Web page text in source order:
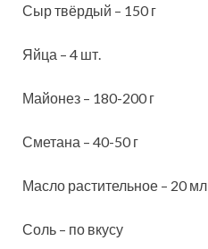
Сыр твёрдый – 150 г
Яйца – 4 шт.
Майонез – 180-200 г
Сметана – 40-50 г
Масло растительное – 20 мл
Соль – по вкусу